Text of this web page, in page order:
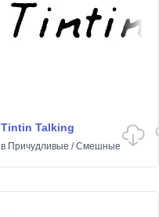
Tintin Talking
в Причудливые /Смешные